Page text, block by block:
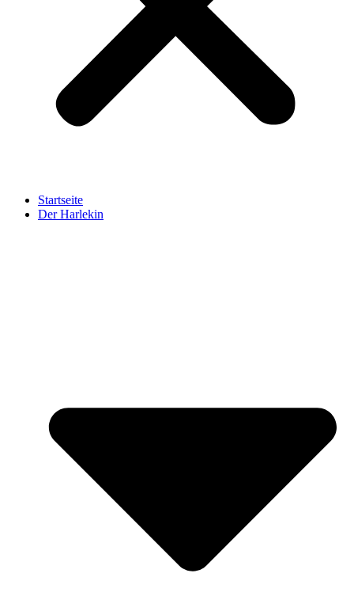
Startseite
Der Harlekin